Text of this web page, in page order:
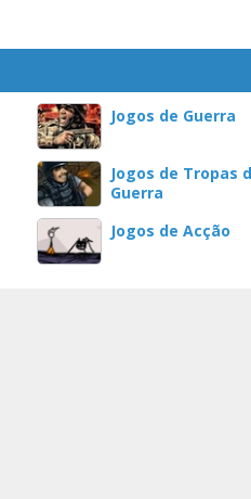
Jogos de Guerra
Jogos de Tropas
Guerra
Jogos de Acção